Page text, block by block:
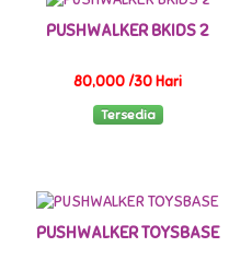
PUSHWALKER BKIDS 2
80,000 /30 Hari
Tersedia
PUSHWALKER TOYSBASE